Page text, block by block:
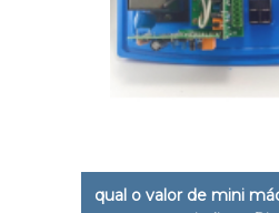
qual o valor de mini